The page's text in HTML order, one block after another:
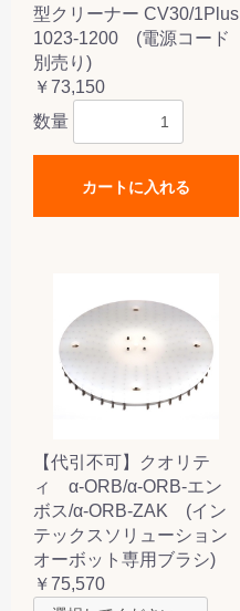
型クリーナー CV30/1Plus
1023-1200 (電源コード
別売り)
￥73,150
数量
カートに入れる
【代引不可】クオリテ
ィ α-ORB/α-ORB-エン
ボス/α-ORB-ZAK (イン
テックスソリューション
オーボット専用ブラシ)
￥75,570